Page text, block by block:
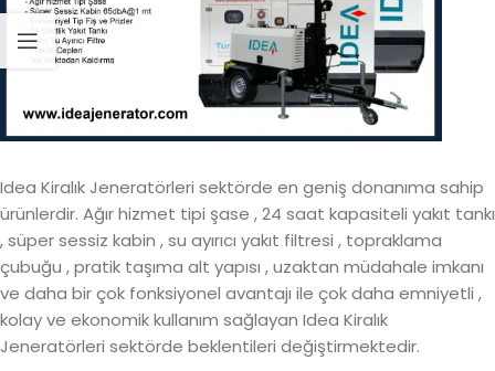
Idea Kiralık Jeneratörleri sektörde en geniş donanıma sahip
ürünlerdir. Ağır hizmet tipi şase , 24 saat kapasiteli yakıt tankı
, süper sessiz kabin , su ayırıcı yakıt filtresi , topraklama
çubuğu , pratik taşıma alt yapısı , uzaktan müdahale imkanı
ve daha bir çok fonksiyonel avantajı ile çok daha emniyetli ,
kolay ve ekonomik kullanım sağlayan Idea Kiralık
Jeneratörleri sektörde beklentileri değiştirmektedir.